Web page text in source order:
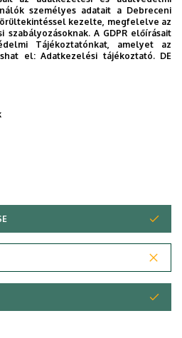
információkat kapjanak a
kapcsolatban.
Központ (DEMEK) -
rendje
22. 13:59
© 2026 Unideb
személyes adatait a Debreceni
kezelte, megfelelve az
A GDPR előírásait
Tájékoztatónkat, amelyet az
el:Adatkezelési tájékoztató. DE